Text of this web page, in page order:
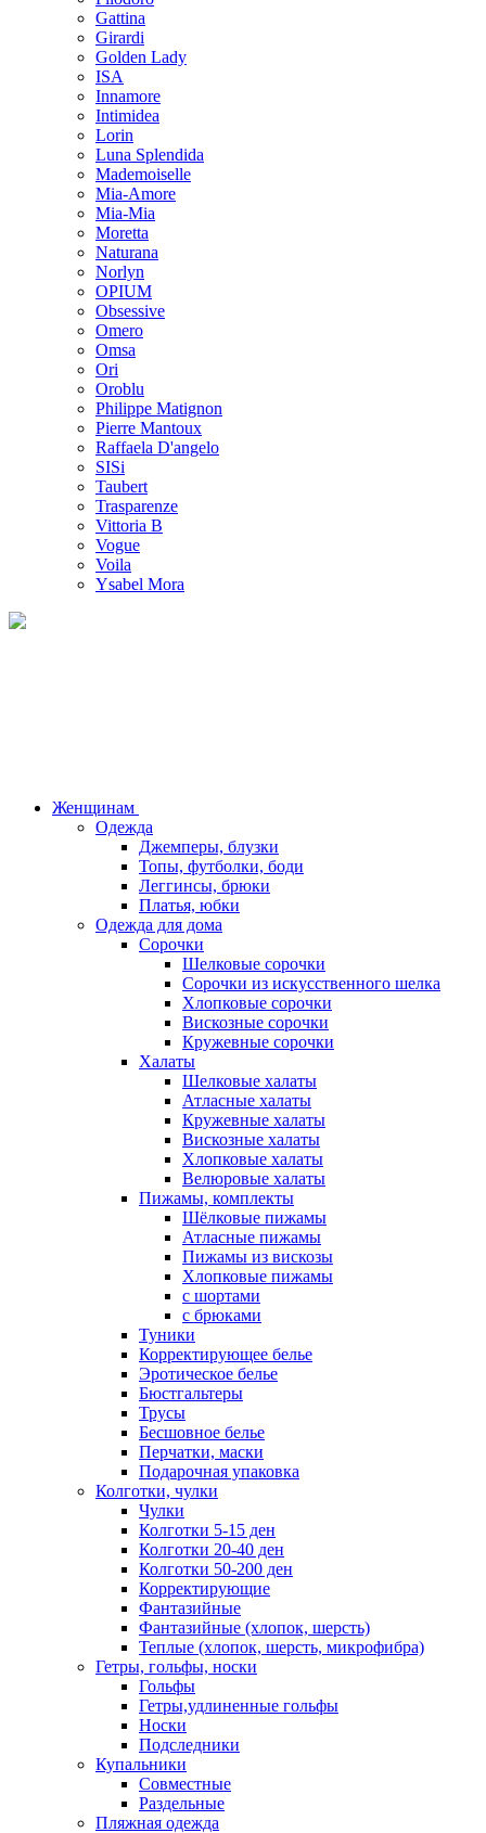
Gattina
Girardi
Golden Lady
ISA
Innamore
Intimidea
Lorin
Luna Splendida
Mademoiselle
Mia-Amore
Mia-Mia
Moretta
Naturana
Norlyn
OPIUM
Obsessive
Omero
Omsa
Ori
Oroblu
Philippe Matignon
Pierre Mantoux
Raffaela D'angelo
SISi
Taubert
Trasparenze
Vittoria B
Vogue
Voila
Ysabel Mora
Женщинам
Одежда
Джемперы, блузки
Топы, футболки, боди
Леггинсы, брюки
Платья, юбки
Одежда для дома
Сорочки
Шелковые сорочки
Сорочки из искусственного шелка
Хлопковые сорочки
Вискозные сорочки
Кружевные сорочки
Халаты
Шелковые халаты
Атласные халаты
Кружевные халаты
Вискозные халаты
Хлопковые халаты
Велюровые халаты
Пижамы, комплекты
Шёлковые пижамы
Атласные пижамы
Пижамы из вискозы
Хлопковые пижамы
с шортами
с брюками
Туники
Корректирующее белье
Эротическое белье
Бюстгальтеры
Трусы
Бесшовное белье
Перчатки, маски
Подарочная упаковка
Колготки, чулки
Чулки
Колготки 5-15 ден
Колготки 20-40 ден
Колготки 50-200 ден
Корректирующие
Фантазийные
Фантазийные (хлопок, шерсть)
Теплые (хлопок, шерсть, микрофибра)
Гетры, гольфы, носки
Гольфы
Гетры,удлиненные гольфы
Носки
Подследники
Купальники
Совместные
Раздельные
Пляжная одежда